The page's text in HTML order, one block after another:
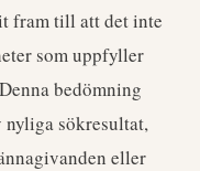
fram till att det inte
som uppfyller
bedömning
sökresultat,
eller